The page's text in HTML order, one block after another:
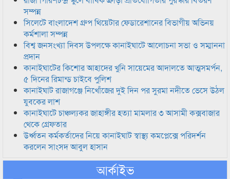
সম্পন্ন
সিলেটে বাংলাদেশ গ্রুপ থিয়েটার ফেডারেশানের বিভাগীয় অভিনয়
কর্মশালা সম্পন্ন
বিশ্ব জনসংখ্যা দিবস উপলক্ষে কানাইঘাটে আলোচনা সভা ও সম্মাননা
প্রদান
কানাইঘাটের কিশোর আহাদের খুনি সায়েমের আদালতে আত্মসমর্পন,
৫ দিনের রিমান্ড চাইবে পুলিশ
কানাইঘাট রাজাগঞ্জে নিখোঁজের দুই দিন পর সুরমা নদীতে ভেসে উঠল
যুবকের লাশ
কানাইঘাটে চাঞ্চল্যকর জাহাঙ্গীর হত্যা মামলার ৩ আসামী কক্সবাজার
থেকে গ্রেফতার
উর্ধ্বতন কর্মকর্তাদের নিয়ে কানাইঘাট স্বাস্থ্য কমপ্লেক্সে পরিদর্শন
করলেন সাংসদ আবুল হাসান
আর্কাইভ